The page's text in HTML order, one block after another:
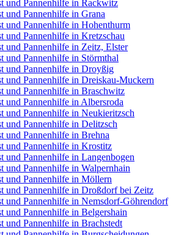
und Pannenhilfe in Rackwitz
und Pannenhilfe in Grana
und Pannenhilfe in Hohenthurm
und Pannenhilfe in Kretzschau
und Pannenhilfe in Zeitz, Elster
und Pannenhilfe in Störmthal
und Pannenhilfe in Droyßig
und Pannenhilfe in Dreiskau-Muckern
und Pannenhilfe in Braschwitz
und Pannenhilfe in Albersroda
und Pannenhilfe in Neukieritzsch
und Pannenhilfe in Delitzsch
und Pannenhilfe in Brehna
und Pannenhilfe in Krostitz
und Pannenhilfe in Langenbogen
und Pannenhilfe in Walpernhain
und Pannenhilfe in Möllern
und Pannenhilfe in Droßdorf bei Zeitz
und Pannenhilfe in Nemsdorf-Göhrendorf
und Pannenhilfe in Belgershain
und Pannenhilfe in Brachstedt